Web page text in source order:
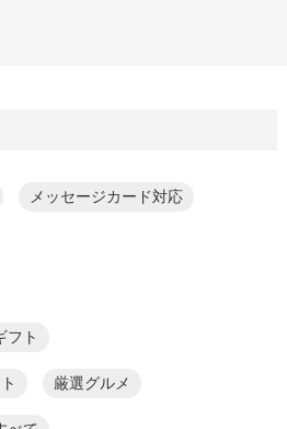
メッセージカード対応
フト
厳選グルメ